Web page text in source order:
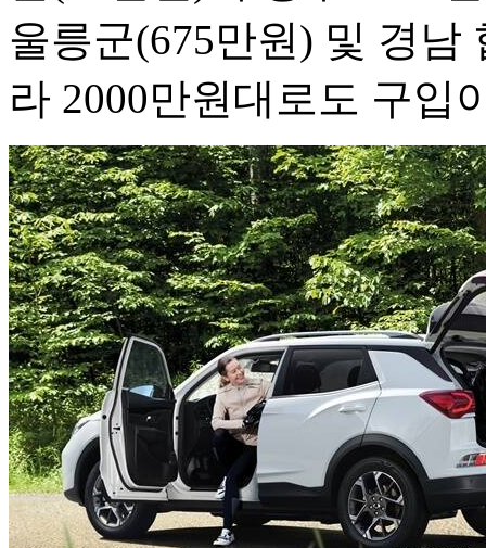
울릉군(675만원) 및 경남
라 2000만원대로도 구입